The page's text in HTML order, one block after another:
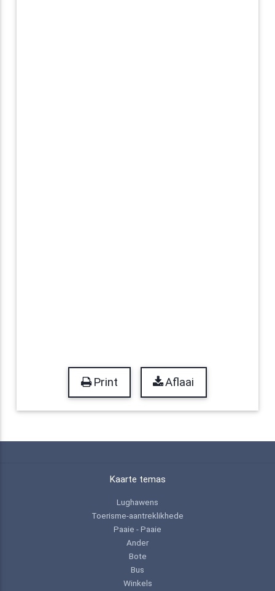
Print Aflaai
Kaarte temas
Lughawens
Toerisme-aantreklikhede
Paaie - Paaie
Ander
Bote
Bus
Winkels